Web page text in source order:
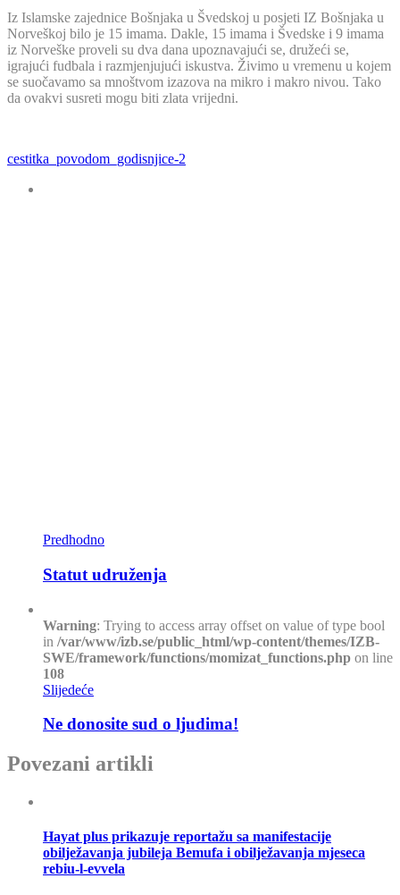
Iz Islamske zajednice Bošnjaka u Švedskoj u posjeti IZ Bošnjaka u
Norveškoj bilo je 15 imama. Dakle, 15 imama i Švedske i 9 imama
iz Norveške proveli su dva dana upoznavajući se, družeći se,
igrajući fudbala i razmjenjujući iskustva. Živimo u vremenu u kojem
se suočavamo sa mnoštvom izazova na mikro i makro nivou. Tako
da ovakvi susreti mogu biti zlata vrijedni.
cestitka_povodom_godisnjice-2
Predhodno
Statut udruženja
Warning: Trying to access array offset on value of type bool
in /var/www/izb.se/public_html/wp-content/themes/IZB-
SWE/framework/functions/momizat_functions.php on line
108
Slijedeće
Ne donosite sud o ljudima!
Povezani artikli
Hayat plus prikazuje reportažu sa manifestacije
obilježavanja jubileja Bemufa i obilježavanja mjeseca
rebiu-l-evvela